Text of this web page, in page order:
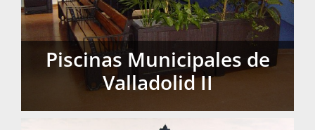
Piscinas Municipales de
Valladolid II